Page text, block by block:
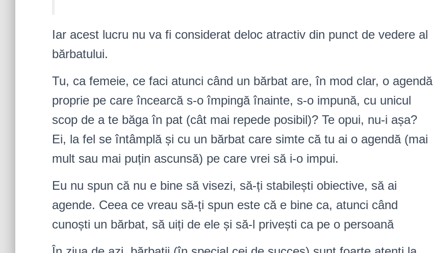
Iar acest lucru nu va fi considerat deloc atractiv din punct de vedere al
bărbatului.
Tu, ca femeie, ce faci atunci când un bărbat are, în mod clar, o agendă
proprie pe care încearcă s-o împingă înainte, s-o impună, cu unicul
scop de a te băga în pat (cât mai repede posibil)? Te opui, nu-i așa?
Ei, la fel se întâmplă și cu un bărbat care simte că tu ai o agendă (mai
mult sau mai puțin ascunsă) pe care vrei să i-o impui.
Eu nu spun că nu e bine să visezi, să-ți stabilești obiective, să ai
agende. Ceea ce vreau să-ți spun este că e bine ca, atunci când
cunoști un bărbat, să uiți de ele și să-l privești ca pe o persoană